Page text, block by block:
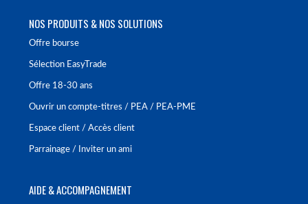
NOS PRODUITS & NOS SOLUTIONS
Offre bourse
Sélection EasyTrade
Offre 18-30 ans
Ouvrir un compte-titres / PEA / PEA-PME
Espace client / Accès client
Parrainage / Inviter un ami
AIDE & ACCOMPAGNEMENT